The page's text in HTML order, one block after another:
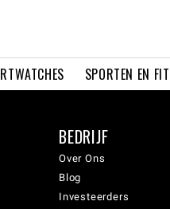
SPORTEN EN
BEDRIJF
Over Ons
Blog
Investeerders